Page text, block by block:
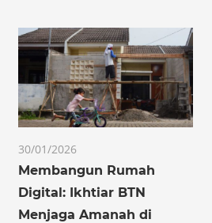
30/01/2026
Membangun Rumah
Digital: Ikhtiar BTN
Menjaga Amanah di